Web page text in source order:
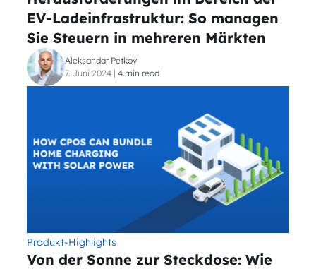
EV-Ladeinfrastruktur: So managen
Sie Steuern in mehreren Märkten
Aleksandar Petkov
7. Juni 2024 | 4 min read
Produkt-Highlights
Von der Sonne zur Steckdose: Wie